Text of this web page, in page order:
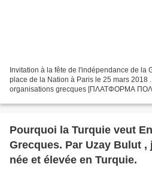
Invitation à la fête de l'indépendance de la
place de la Nation à Paris le 25 mars 2018
organisations grecques [ΠΛΑΤΦΟΡΜΑ
Pourquoi la Turquie veut
Grecques. Par Uzay Bulut
née et élevée en Turquie.